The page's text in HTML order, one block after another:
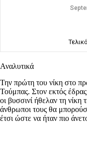
Αναλυτικά
Την πρώτη του νίκη στο
Τούμπας. Στον εκτός
οι βυσσινί ήθελαν τη νίκη
άνθρωποι τους θα
έτσι ώστε να ήταν πιο